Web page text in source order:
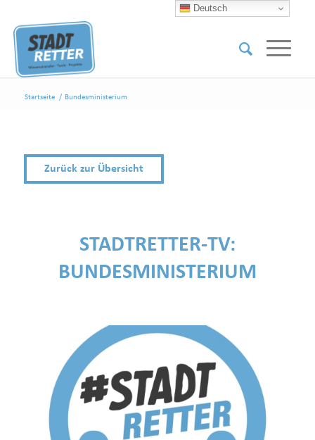
Startseite / Bundesministerium
Zurück zur Übersicht
STADTRETTER-TV:
BUNDESMINISTERIUM
Deutsch